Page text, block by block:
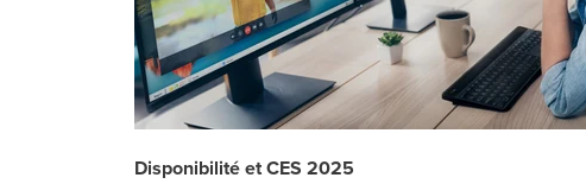
Disponibilité et CES 2025